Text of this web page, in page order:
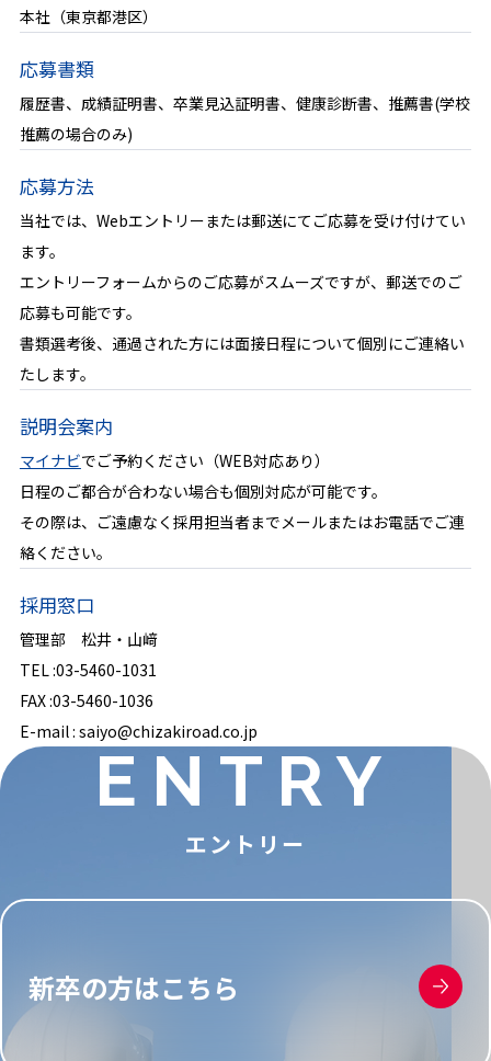
本社（東京都港区）
応募書類
履歴書、成績証明書、卒業見込証明書、健康診断書、推薦書(学校
推薦の場合のみ)
応募方法
当社では、Webエントリーまたは郵送にてご応募を受け付けてい
ます。
エントリーフォームからのご応募がスムーズですが、郵送でのご
応募も可能です。
書類選考後、通過された方には面接日程について個別にご連絡い
たします。
説明会案内
マイナビでご予約ください（WEB対応あり）
日程のご都合が合わない場合も個別対応が可能です。
その際は、ご遠慮なく採用担当者までメールまたはお電話でご連
絡ください。
採用窓口
管理部 松井・山﨑
TEL :03-5460-1031
FAX :03-5460-1036
E-mail : saiyo@chizakiroad.co.jp
ENTRY
エントリー
新卒の方はこちら